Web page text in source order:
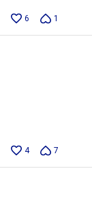
6 1
4 7